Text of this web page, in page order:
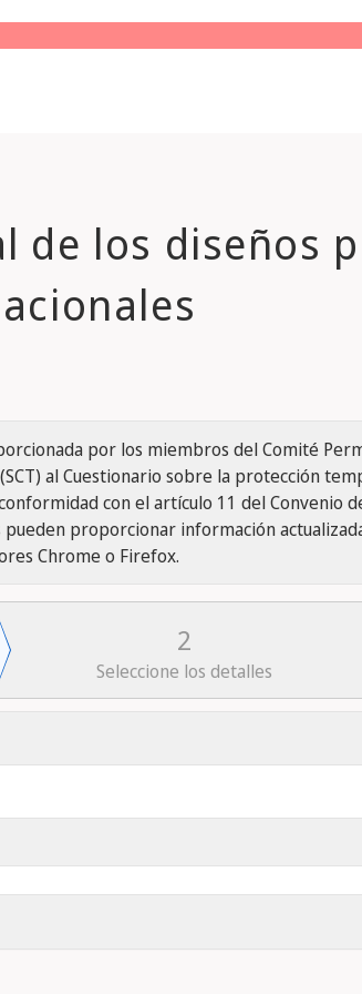
de los diseños
por los miembros del Comité
al Cuestionario sobre la protección
con el artículo 11 del Convenio
pueden proporcionar información
Chrome o Firefox.
2
Seleccione los detalles